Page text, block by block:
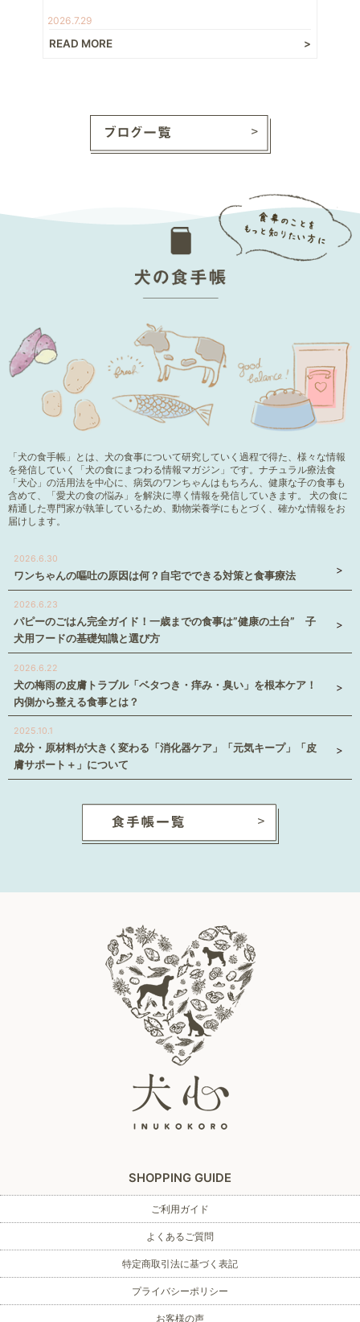
2026.7.29
READ MORE
「犬の食手帳」とは、犬の食事について研究していく過程で得た、様々な情報
を発信していく「犬の食にまつわる情報マガジン」です。ナチュラル療法食
「犬心」の活用法を中心に、病気のワンちゃんはもちろん、健康な子の食事も
含めて、「愛犬の食の悩み」を解決に導く情報を発信していきます。 犬の食に
精通した専門家が執筆しているため、動物栄養学にもとづく、確かな情報をお
届けします。
2026.6.30
ワンちゃんの嘔吐の原因は何？自宅でできる対策と食事療法
2026.6.23
パピーのごはん完全ガイド！一歳までの食事は”健康の土台” 子
犬用フードの基礎知識と選び方
2026.6.22
犬の梅雨の皮膚トラブル「ベタつき・痒み・臭い」を根本ケア！
内側から整える食事とは？
2025.10.1
成分・原材料が大きく変わる「消化器ケア」「元気キープ」「皮
膚サポート＋」について
SHOPPING GUIDE
ご利用ガイド
よくあるご質問
特定商取引法に基づく表記
プライバシーポリシー
お客様の声